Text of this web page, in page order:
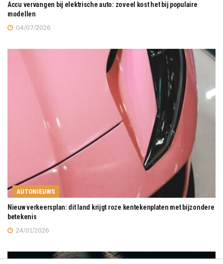
Accu vervangen bij elektrische auto: zoveel kost het bij populaire
modellen
04/07/2026
AUTONIEUWS
Nieuw verkeersplan: dit land krijgt roze kentekenplaten met bijzondere
betekenis
24/01/2026